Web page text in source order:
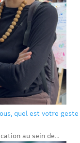
quel est votre geste
au sein de...